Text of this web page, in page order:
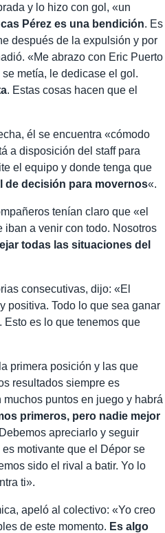
y lo hizo con gol, «un
Pérez es una bendición. Es
después de la expulsión y por
«Me abrazo con Eric Puerto
metía, le dedicase el gol.
. Estas cosas hacen que el
él se encuentra «cómodo
a disposición del staff para
el equipo y donde tenga que
de decisión para movernos«.
tenían claro que «el
iban a venir con todo. Nosotros
todas las situaciones del
consecutivas, dijo: «El
positiva. Todo lo que sea ganar
. Esto es lo que tenemos que
primera posición y las que
resultados siempre es
puntos en juego y habrá
primeros, pero nadie mejor
Debemos apreciarlo y seguir
motivante que el Dépor se
sido el rival a batir. Yo lo
ti».
apeló al colectivo: «Yo creo
de este momento. Es algo